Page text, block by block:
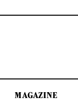
MAGAZINE